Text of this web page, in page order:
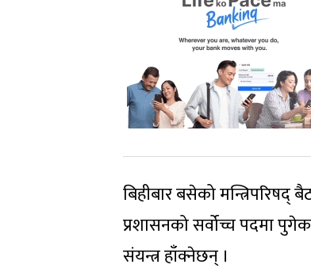
बिहीबार बसेको
प्रशासनको सर्वोच्च पदमा
संयन्त्र हाँक्नेछन् ।